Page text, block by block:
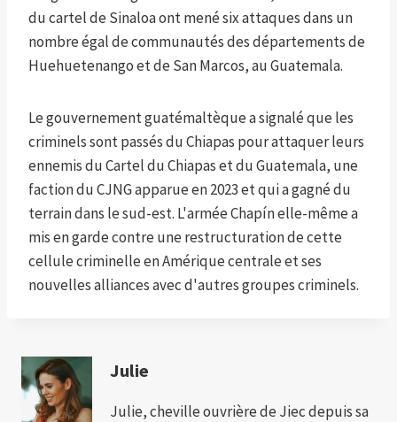
du cartel de Sinaloa ont mené six attaques dans un
nombre égal de communautés des départements de
Huehuetenango et de San Marcos, au Guatemala.
Le gouvernement guatémaltèque a signalé que les
criminels sont passés du Chiapas pour attaquer leurs
ennemis du Cartel du Chiapas et du Guatemala, une
faction du CJNG apparue en 2023 et qui a gagné du
terrain dans le sud-est. L'armée Chapín elle-même a
mis en garde contre une restructuration de cette
cellule criminelle en Amérique centrale et ses
nouvelles alliances avec d'autres groupes criminels.
Julie
Julie, cheville ouvrière de Jiec depuis sa